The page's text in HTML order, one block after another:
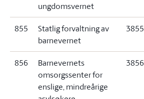
ungdomsvernet
855
Statlig forvaltning av
barnevernet
3855
856
Barnevernets
omsorgssenter for
enslige, mindreårige
3856